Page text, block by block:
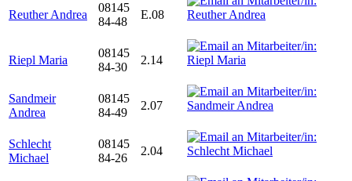
Reuther Andrea
08145
84-48
E.08
Riepl Maria
08145
84-30
2.14
Sandmeir
Andrea
08145
84-49
2.07
Schlecht
Michael
08145
84-26
2.04